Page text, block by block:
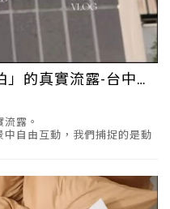
的真實流露-台中商
露。
自由互動，我們捕捉的是動